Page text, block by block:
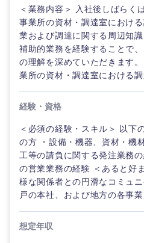
＜業務内容＞ 入社後しばらく
事業所の資材・調達室におけ
業および調達に関する周辺知
補助的業務を経験することで
の理解を深めていただきます
業所の資材・調達室における調
経験・資格
＜必須の経験・スキル＞ 以下
の方 ・設備・機器、資材・機
工等の請負に関する発注業務
の営業業務の経験 ＜あると好
様な関係者との円滑なコミュ
戸の本社、および地方の各事業
想定年収